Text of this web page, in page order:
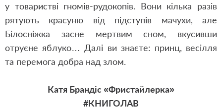
у товаристві гномів-рудокопів. Вони кілька разів
рятують красуню від підступів мачухи, але
Білосніжка засне мертвим сном, вкусивши
отруєне яблуко… Далі ви знаєте: принц, весілля
та перемога добра над злом.
Катя Брандіс «Фристайлерка»
#КНИГОЛАВ